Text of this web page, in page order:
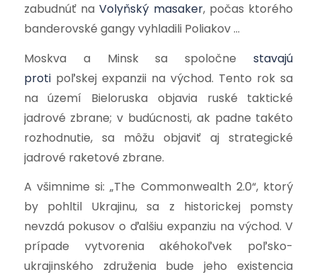
zabudnúť naVolyňský masaker, počas ktorého
banderovské gangy vyhladili Poliakov …
Moskva a Minsk sa spoločnestavajú
protipoľskej expanzii na východ. Tento rok sa
na území Bieloruska objavia ruské taktické
jadrové zbrane; v budúcnosti, ak padne takéto
rozhodnutie, sa môžu objaviť aj strategické
jadrové raketové zbrane.
A všimnime si: „The Commonwealth 2.0“, ktorý
by pohltil Ukrajinu, sa z historickej pomsty
nevzdá pokusov o ďalšiu expanziu na východ. V
prípade vytvorenia akéhokoľvek poľsko-
ukrajinského združenia bude jeho existencia